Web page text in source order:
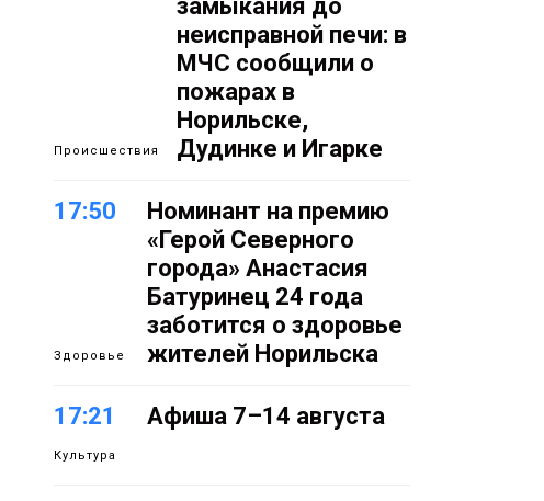
Происшествия
замыкания до
неисправной печи: в
МЧС сообщили о
пожарах в
Норильске,
Дудинке и Игарке
17:50
Здоровье
Номинант на премию
«Герой Северного
города» Анастасия
Батуринец 24 года
заботится о здоровье
жителей Норильска
17:21
Культура
Афиша 7–14 августа